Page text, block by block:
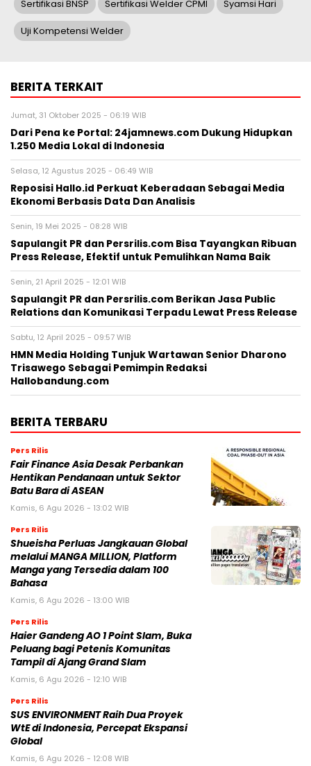
Jumat, 31 Oktober 2025 - 06:19 WIB
Dari Pena ke Portal: 24jamnews.com Dukung Hidupkan
Reposisi Hallo.id Perkuat Keberadaan Sebagai Media
Senin, 19 Mei 2025 - 08:28 WIB
Sapulangit PR dan Persrilis.com Bisa Tayangkan Ribuan
Press Release, Efektif untuk Pemulihkan Nama Baik
Senin, 21 April 2025 - 12:01 WIB
Sapulangit PR dan Persrilis.com Berikan Jasa Public
Relations dan Komunikasi Terpadu Lewat Press Release
Sabtu, 12 April 2025 - 09:57 WIB
HMN Media Holding Tunjuk Wartawan Senior Dharono
Trisawego Sebagai Pemimpin Redaksi
Hallobandung.com
BERITA TERBARU
Pers Rilis
Fair Finance Asia Desak Perbankan
Hentikan Pendanaan untuk Sektor
Batu Bara di ASEAN
Pers Rilis
Shueisha Perluas Jangkauan Global
melalui MANGA MILLION, Platform
Manga yang Tersedia dalam 100
Bahasa
Kamis, 6 Agu 2026 - 13:00 WIB
Pers Rilis
Haier Gandeng AO 1 Point Slam, Buka
Peluang bagi Petenis Komunitas
Tampil di Ajang Grand Slam
Kamis, 6 Agu 2026 - 12:10 WIB
Pers Rilis
SUS ENVIRONMENT Raih Dua Proyek
WtE di Indonesia, Percepat Ekspansi
Global
Kamis, 6 Agu 2026 - 12:08 WIB
Pers Rilis
UOB Perkuat Bisnis Wealth
Management melalui Kemitraan
Distribusi Strategis dengan Allianz
Global Investors
Kamis, 6 Agu 2026 - 06:39 WIB